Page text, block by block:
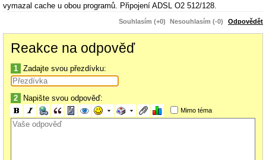
vymazal cache u obou programů. Připojení ADSL O2 512/128.
Souhlasím (+0) Nesouhlasím (-0) Odpovědět
Reakce na odpověď
1 Zadajte svou přezdívku:
2 Napište svou odpověď:
Mimo téma